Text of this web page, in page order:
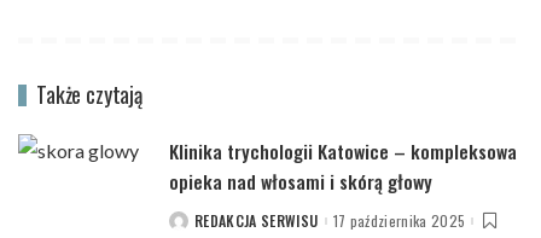
Także czytają
Klinika trychologii Katowice – kompleksowa
opieka nad włosami i skórą głowy
POSTEDREDAKCJA SERWISU 17 października 2025